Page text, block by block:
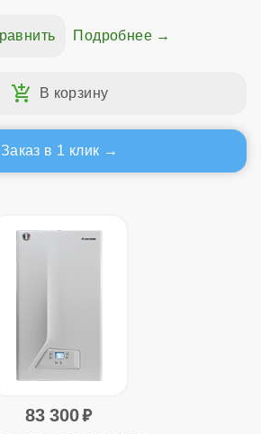
Подробнее
Заказ в 1 клик
83 300